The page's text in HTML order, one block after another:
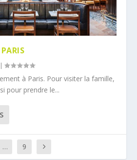
|
à Paris. Pour visiter la famille,
pour prendre le...
… 9